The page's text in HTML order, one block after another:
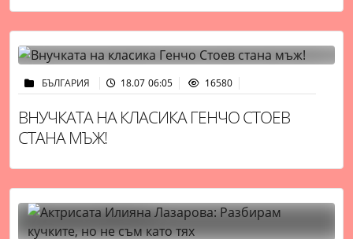
БЪЛГАРИЯ 18.07 06:05 16580
ВНУЧКАТА НА КЛАСИКА ГЕНЧО СТОЕВ
СТАНА МЪЖ!